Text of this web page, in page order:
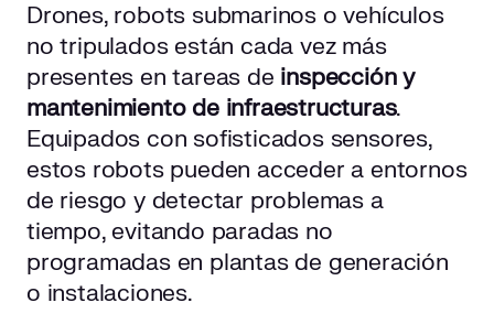
Drones, robots submarinos o vehículos
no tripulados están cada vez más
presentes en tareas de inspección y
mantenimiento de infraestructuras.
Equipados con sofisticados sensores,
estos robots pueden acceder a entornos
de riesgo y detectar problemas a
tiempo, evitando paradas no
programadas en plantas de generación
o instalaciones.